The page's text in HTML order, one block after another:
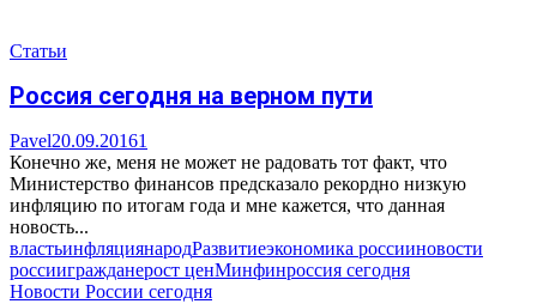
Статьи
Россия сегодня на верном пути
Pavel20.09.20161
Конечно же, меня не может не радовать тот факт, что
Министерство финансов предсказало рекордно низкую
инфляцию по итогам года и мне кажется, что данная
новость...
властьинфляциянародРазвитиеэкономика россииновости
россиигражданерост ценМинфинроссия сегодня
Новости России сегодня